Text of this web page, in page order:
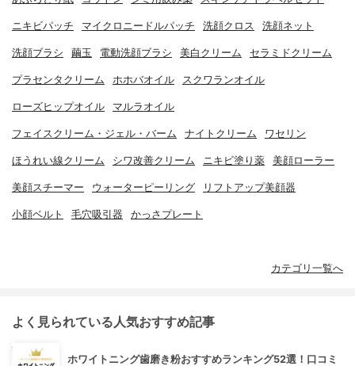
ニキビパッチ マイクロニードルパッチ 洗顔クロス 洗顔ネット
洗顔ブラシ 繭玉 電動洗顔ブラシ 美白クリーム セラミドクリーム
プラセンタクリーム ホホバオイル スクワランオイル
ローズヒップオイル マルラオイル
フェイスクリーム・ジェル・バーム ナイトクリーム ワセリン
ほうれい線クリーム シワ改善クリーム ニキビ塗り薬 美顔ローラー
美顔スチーマー ウォーターピーリング リフトアップ美顔器
小顔ベルト 毛穴吸引器 かっさプレート
カテゴリ一覧へ
よく見られている人気おすすめ記事
ホワイトニング歯磨き粉おすすめランキング52選！口コミ